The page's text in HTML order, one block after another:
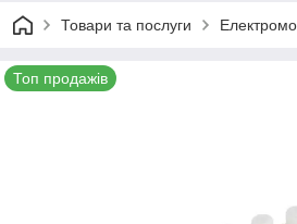
Товари та послуги
Топ продажів